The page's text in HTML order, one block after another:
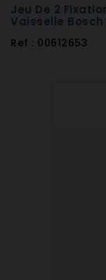
Jeu De 2
Vaisselle Bosch
Ref : 00612653